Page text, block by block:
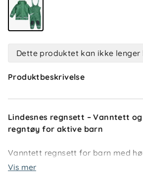
Dette produktet kan ikke lenger
Produktbeskrivelse
Lindesnes regnsett – Vanntett
regntøy for aktive barn
Vanntett regnsett for barn med
forsterkede detaljer – ideelt til
Vis mer